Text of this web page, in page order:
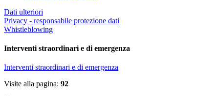
Dati ulteriori
Privacy - responsabile protezione dati
Whistleblowing
Interventi straordinari e di emergenza
Interventi straordinari e di emergenza
Visite alla pagina: 92